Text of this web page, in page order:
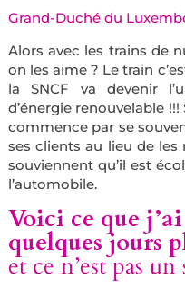
Grand-Duché du
Alors avec les trains de
on les aime ? Le train
la SNCF va devenir
d’énergie renouvelable
commence par se
ses clients au lieu de
souviennent qu’il est
l’automobile.
Voici ce que
quelques jours
et ce n’est pas